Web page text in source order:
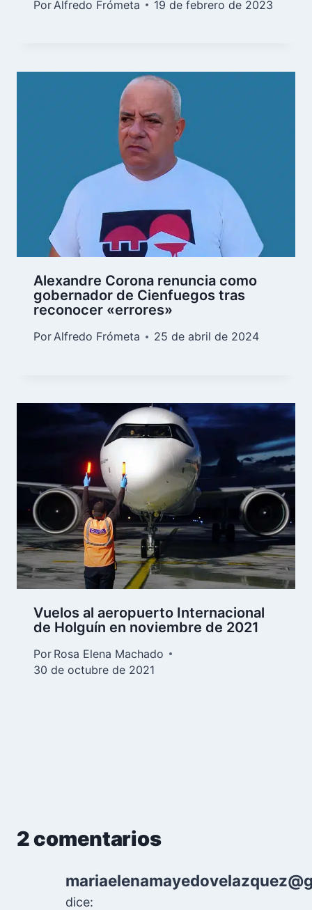
Por Alfredo Frómeta 19 de febrero de 2023
Alexandre Corona renuncia como
gobernador de Cienfuegos tras
reconocer «errores»
PorAlfredo Frómeta 25 de abril de 2024
Vuelos al aeropuerto Internacional
de Holguín en noviembre de 2021
Por Rosa Elena Machado
30 de octubre de 2021
2 comentarios
dice: